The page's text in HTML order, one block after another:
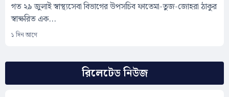
রিলেটেড নিউজ
গত ২৯ জুলাই স্বাস্থ্যসেবা বিভাগের উপসচিব ফাতেমা-তুজ-জোহরা ঠাকুর
স্বাক্ষরিত এক...
১ দিন আগে